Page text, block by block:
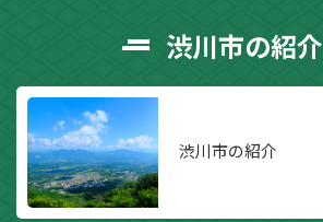
渋川市の紹介
渋川市の紹介